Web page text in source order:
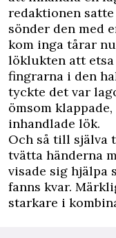
redaktionen
sönder den med
kom inga tårar
löklukten att
fingrarna i den
tyckte det var
ömsom
inhandlade lök.
Och så till själva
tvätta händerna
visade sig hjälpa
fanns kvar.
starkare i